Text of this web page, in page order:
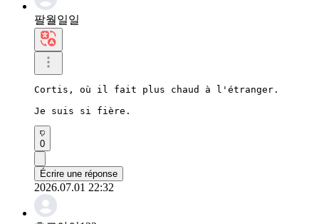
팔월일일
Cortis, où il fait plus chaud à l'étranger.
Je suis si fière.
0
Écrire une réponse
2026.07.01 22:32